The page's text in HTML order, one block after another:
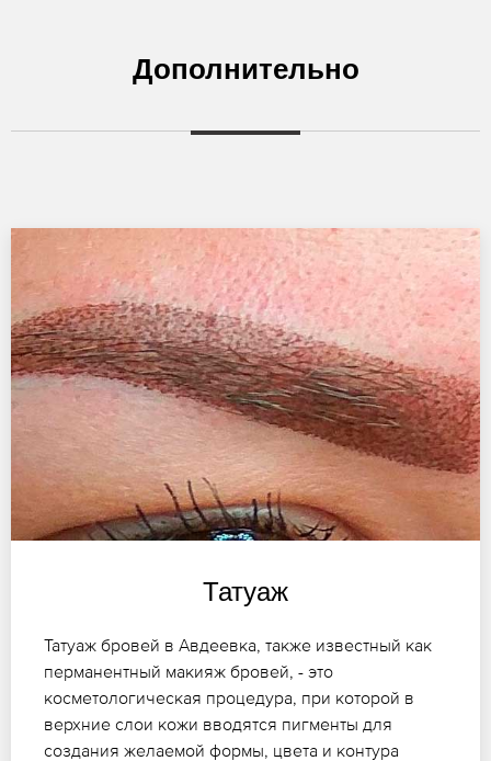
Дополнительно
Татуаж
Татуаж бровей в Авдеевка, также известный как
перманентный макияж бровей, - это
косметологическая процедура, при которой в
верхние слои кожи вводятся пигменты для
создания желаемой формы, цвета и контура